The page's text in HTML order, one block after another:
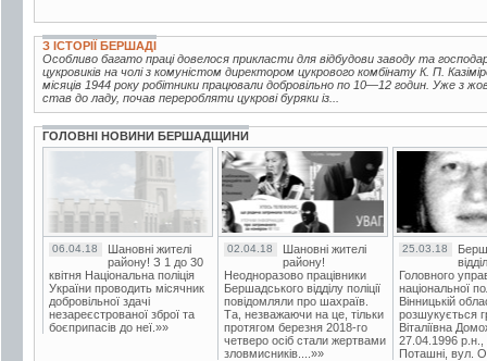
З ІСТОРІЇ БЕРШАДІ
Особливо багато праці довелося прикласти для відбудови заводу та
цукровиків на чолі з комуністом директором цукрового комбінату К. П.
місяців 1944 року робітники працювали добровільно по 10—12 годин. Уже з
став до ладу, почав переробляти цукрові буряки із...
ГОЛОВНІ НОВИНИ БЕРШАДЩИНИ
06.04.18
Шановні жителі
району! З 1 до 30
квітня Національна поліція
України проводить місячник
добровільної здачі
незареєстрованої зброї та
боєприпасів до неї.»»
02.04.18
Шановні жителі
району!
Неодноразово працівники
Бершадського відділу поліції
повідомляли про шахраїв.
Та, незважаючи на це, тільки
протягом березня 2018-го
четверо осіб стали жертвами
зловмисників....»»
25.03.18
Головного
національної
Вінницькій
розшукується
Віталіївна
27.04.1996 р.н.,
Поташні, вул.